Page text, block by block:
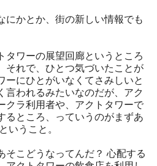
にかとか、街の新しい情報でも
タワーの展望回廊というところ
それで、ひとつ気づいたことが
ーにひとがいなくてさみしいと
言われるみたいなのだが、アク
クラ利用者や、アクトタワーで
るところ、っていうのがまずあ
いうこと。
そこどうなってんだ？ 心配する